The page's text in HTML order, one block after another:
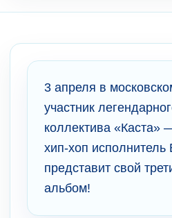
3 апреля в
участник
коллектива «Каста»
хип-хоп исполнитель
представит свой
альбом!